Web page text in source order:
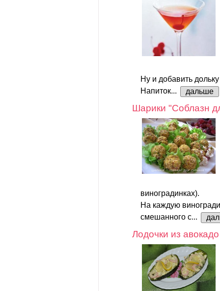
Ну и добавить
Напиток...
дальше
Шарики "Соблазн
виноградинках).
На каждую
смешанного с...
Лодочки из авокадо